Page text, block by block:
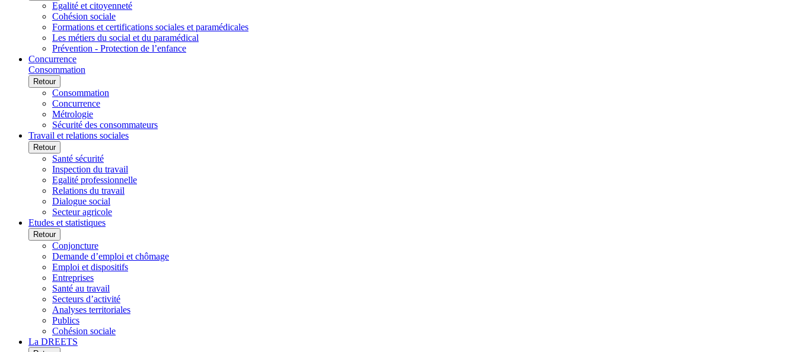
Egalité et citoyenneté
Cohésion sociale
Formations et certifications sociales et paramédicales
Les métiers du social et du paramédical
Prévention - Protection de l’enfance
Concurrence
Consommation
Retour
Consommation
Concurrence
Métrologie
Sécurité des consommateurs
Travail et relations sociales
Retour
Santé sécurité
Inspection du travail
Egalité professionnelle
Relations du travail
Dialogue social
Secteur agricole
Etudes et statistiques
Retour
Conjoncture
Demande d’emploi et chômage
Emploi et dispositifs
Entreprises
Santé au travail
Secteurs d’activité
Analyses territoriales
Publics
Cohésion sociale
La DREETS